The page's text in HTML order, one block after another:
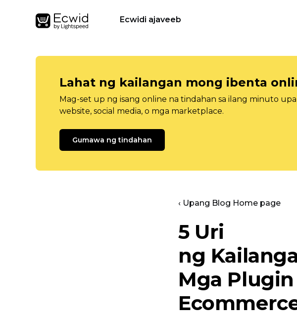
Ecwidi ajaveeb
Lahat ng kailangan mong ibenta
Mag-set up ng isang online na tindahan sa ilang minuto
website, social media, o mga marketplace.
Gumawa ng tindahan
‹ Upang Blog Home page
5 Uri
ng
Mga